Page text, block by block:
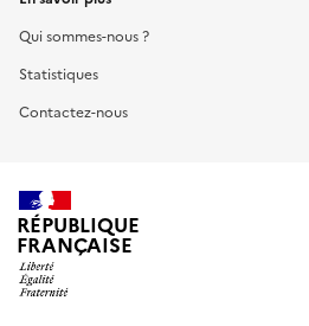
Qui sommes-nous ?
Statistiques
Contactez-nous
RÉPUBLIQUE
FRANÇAISE